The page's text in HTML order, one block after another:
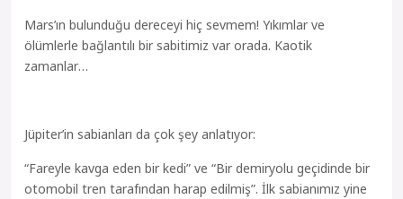
Mars’ın bulunduğu dereceyi hiç sevmem! Yıkımlar ve
ölümlerle bağlantılı bir sabitimiz var orada. Kaotik
zamanlar…
Jüpiter’in sabianları da çok şey anlatıyor:
“Fareyle kavga eden bir kedi” ve “Bir demiryolu geçidinde bir
otomobil tren tarafından harap edilmiş”. İlk sabianımız yine